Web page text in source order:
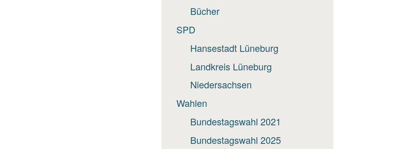
Bücher
SPD
Hansestadt Lüneburg
Landkreis Lüneburg
Niedersachsen
Wahlen
Bundestagswahl 2021
Bundestagswahl 2025